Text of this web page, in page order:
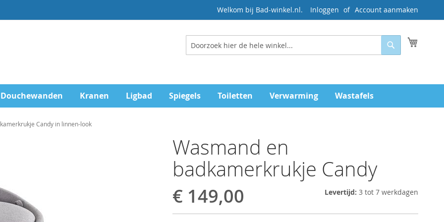
Welkom bij Bad-winkel.nl. Inloggen Account aanmaken
Zoeken
Zoeken
Douchewanden Kranen Ligbad Spiegels Toiletten Verwarming Wastafels
Candy in linnen-look
Wasmand en
badkamerkrukje Candy
€ 149,00 Levertijd: 3 tot 7 werkdagen